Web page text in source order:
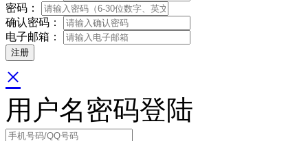
密码：
确认密码：
电子邮箱：
×
用户名密码登陆